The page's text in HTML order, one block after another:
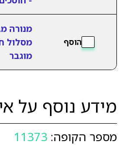
הוסף
מנורה
מסלול
מוגבר
מידע נוסף על
מספר הקופה: 11373